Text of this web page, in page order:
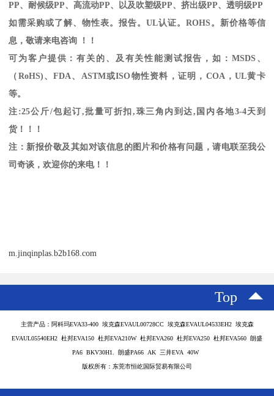
PP、耐候级PP、高流动PP、以及吹塑级PP、挤出级PP、透明级PP
如需采购或了解、物性表。报告。 UL认证。 ROHS 。新价格等信
息，敬请来电咨询 ！！
可为客户提供：有关的、及有关性能测试报告，如： MSDS 、
（ RoHS) 、FDA、 ASTM或ISO物性资料，证明， COA，UL黄卡
等。
注 :25公斤/包起订,批量可折扣, 珠三角内到达, 国内各地3-4天到
货！！！
注：新报价敬及其如对该信息的图片和价格有问题，请电联至我公
司奇谈，欢迎你的来电！！
m.jinqinplas.b2b168.com
Top
主营产品：阿科玛EVA33-400 埃克森EVAUL00728CC 埃克森EVAUL04533EH2 埃克森
EVAUL05540EH2 杜邦EVA150 杜邦EVA210W 杜邦EVA260 杜邦EVA250 杜邦EVA560 朗盛
PA6 BKV30H1. 朗盛PA66 AK 三井EVA 40W
版权所有：东莞市恒屹国际贸易有限公司